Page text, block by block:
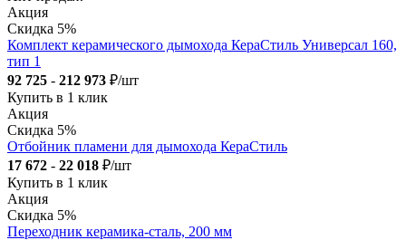
Акция
Скидка 5%
Комплект керамического дымохода КераСтиль Универсал 160,
тип 1
92 725 - 212 973 ₽/шт
Купить в 1 клик
Акция
Скидка 5%
Отбойник пламени для дымохода КераСтиль
17 672 - 22 018 ₽/шт
Купить в 1 клик
Акция
Скидка 5%
Переходник керамика-сталь, 200 мм